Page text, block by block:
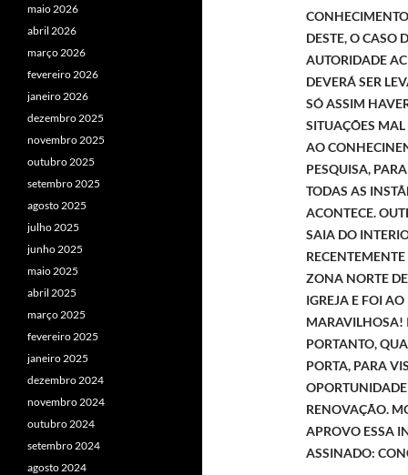
DESTE, O CASO
AUTORIDADE
DEVERÁ SER
SÓ ASSIM
SITUAÇÕES
AO
PESQUISA,
TODAS AS
ACONTECE.
SAIA DO
ZONA NORTE
IGREJA E FOI
MARAVILHOSA!
PORTANTO,
PORTA, PARA
OPORTUNIDADE
RENOVAÇÃO.
APROVO ESSA
ASSINADO:
maio 2026
abril 2026
março 2026
fevereiro 2026
janeiro 2026
dezembro 2025
novembro 2025
outubro 2025
setembro 2025
agosto 2025
julho 2025
junho 2025
maio 2025
abril 2025
março 2025
fevereiro 2025
janeiro 2025
dezembro 2024
novembro 2024
outubro 2024
setembro 2024
agosto 2024